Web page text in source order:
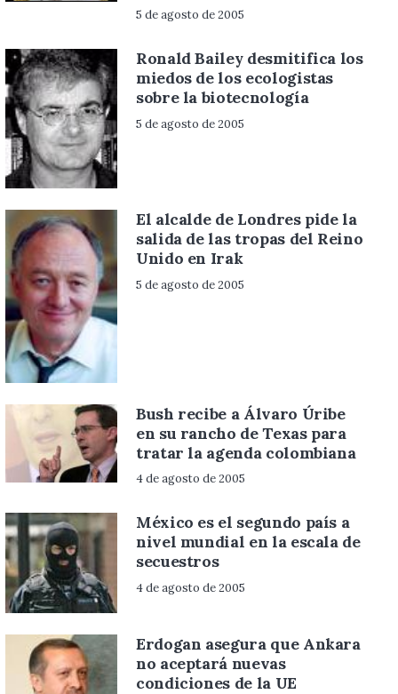
5 de agosto de 2005
Ronald Bailey desmitifica los
miedos de los ecologistas
sobre la biotecnología
5 de agosto de 2005
El alcalde de Londres pide la
salida de las tropas del Reino
Unido en Irak
5 de agosto de 2005
Bush recibe a Álvaro Úribe
en su rancho de Texas para
tratar la agenda colombiana
4 de agosto de 2005
México es el segundo país a
nivel mundial en la escala de
secuestros
4 de agosto de 2005
Erdogan asegura que Ankara
no aceptará nuevas
condiciones de la UE